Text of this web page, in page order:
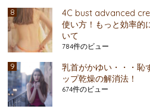
4C bust advanced
使い方！もっと効率的
いて
784件のビュー
乳首がかゆい・・・恥
ップ乾燥の解消法！
674件のビュー